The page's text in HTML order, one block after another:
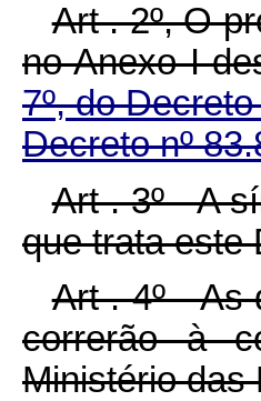
Art . 2º, O
no Anexo I
7º, do
Decreto nº
Art . 3º - A
que trata este
Art . 4º - As
correrão à
Ministério das